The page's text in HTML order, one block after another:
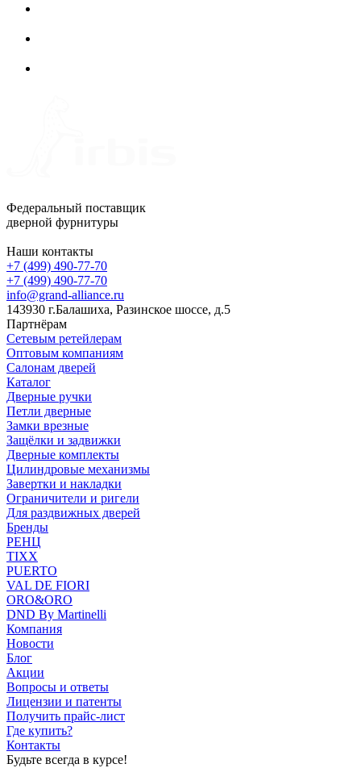
Федеральный поставщик
дверной фурнитуры
Наши контакты
+7 (499) 490-77-70
+7 (499) 490-77-70
info@grand-alliance.ru
143930 г.Балашиха, Разинское шоссе, д.5
Партнёрам
Сетевым ретейлерам
Оптовым компаниям
Салонам дверей
Каталог
Дверные ручки
Петли дверные
Замки врезные
Защёлки и задвижки
Дверные комплекты
Цилиндровые механизмы
Завертки и накладки
Ограничители и ригели
Для раздвижных дверей
Бренды
РЕНЦ
TIXX
PUERTO
VAL DE FIORI
ORO&ORO
DND By Martinelli
Компания
Новости
Блог
Акции
Вопросы и ответы
Лицензии и патенты
Получить прайс-лист
Где купить?
Контакты
Будьте всегда в курсе!